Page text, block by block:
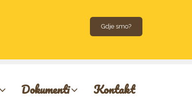
Gdje smo?
Dokumenti Kontakt